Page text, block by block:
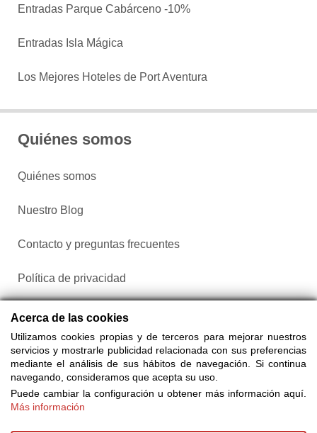
Entradas Parque Cabárceno -10%
Entradas Isla Mágica
Los Mejores Hoteles de Port Aventura
Quiénes somos
Quiénes somos
Nuestro Blog
Contacto y preguntas frecuentes
Política de privacidad
Configurar cookies
Acerca de las cookies
Utilizamos cookies propias y de terceros para mejorar nuestros
servicios y mostrarle publicidad relacionada con sus preferencias
mediante el análisis de sus hábitos de navegación. Si continua
navegando, consideramos que acepta su uso.
Puede cambiar la configuración u obtener más información aquí.
Más información